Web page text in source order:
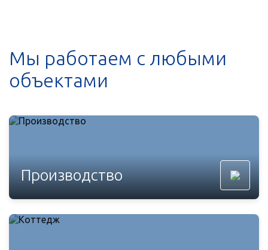
Мы работаем с любыми
объектами
Производство